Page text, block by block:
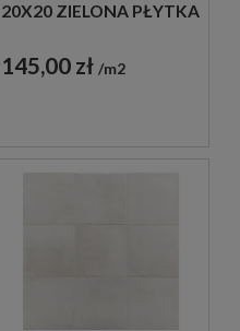
20X20 ZIELONA PŁYTKA
DEKORACYJNA
145,00 zł m2